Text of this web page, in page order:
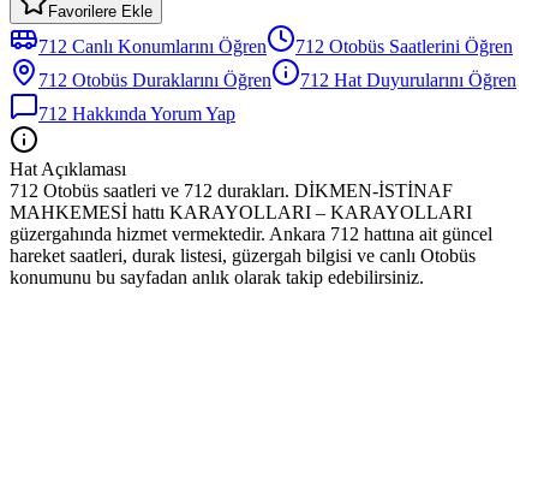
Favorilere Ekle
712 Canlı Konumlarını Öğren 712 Otobüs Saatlerini Öğren
712 Otobüs Duraklarını Öğren 712 Hat Duyurularını Öğren
712 Hakkında Yorum Yap
Hat Açıklaması
712 Otobüs saatleri ve 712 durakları. DİKMEN-İSTİNAF
MAHKEMESİ hattı KARAYOLLARI – KARAYOLLARI
güzergahında hizmet vermektedir. Ankara 712 hattına ait güncel
hareket saatleri, durak listesi, güzergah bilgisi ve canlı Otobüs
konumunu bu sayfadan anlık olarak takip edebilirsiniz.